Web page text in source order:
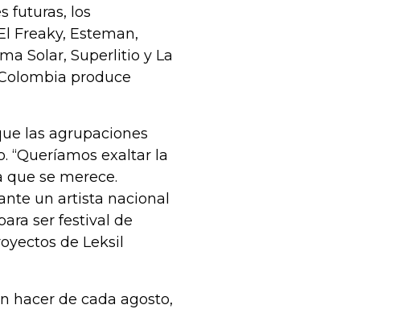
futuras, los
Freaky, Esteman,
Solar, Superlitio y La
produce
las agrupaciones
“Queríamos exaltar la
se merece.
un artista nacional
ser festival de
de Leksil
hacer de cada agosto,